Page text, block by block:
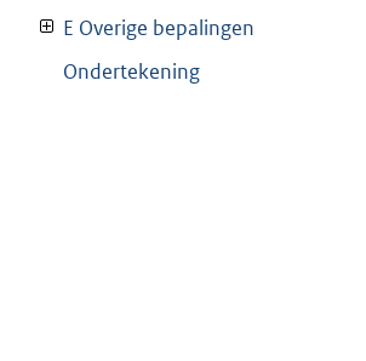
E Overige bepalingen
Ondertekening